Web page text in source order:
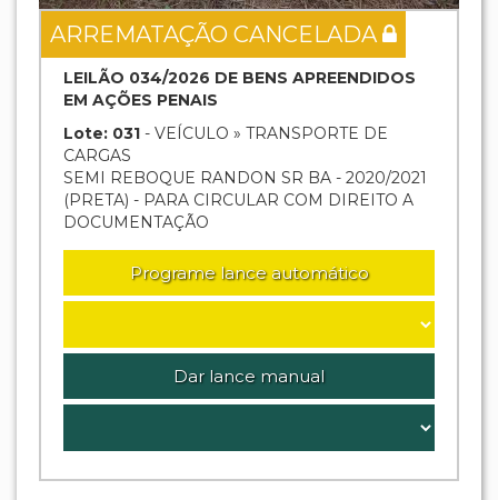
ARREMATAÇÃO CANCELADA
LEILÃO 034/2026 DE BENS APREENDIDOS
EM AÇÕES PENAIS
Lote: 031 - VEÍCULO » TRANSPORTE DE
CARGAS
SEMI REBOQUE RANDON SR BA - 2020/2021
(PRETA) - PARA CIRCULAR COM DIREITO A
DOCUMENTAÇÃO
Programe lance automático
Dar lance manual